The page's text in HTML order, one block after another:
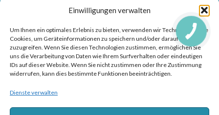
Einwilligungen verwalten
Um Ihnen ein optimales Erlebnis zu bieten, verwenden wir Technologien wie
Cookies, um Geräteinformationen zu speichern und/oder darauf
zuzugreifen. Wenn Sie diesen Technologien zustimmen, ermöglichen Sie
uns die Verarbeitung von Daten wie Ihrem Surfverhalten oder eindeutigen
IDs auf dieser Website. Wenn Sie nicht zustimmen oder Ihre Zustimmung
widerrufen, kann dies bestimmte Funktionen beeinträchtigen.
Dienste verwalten
Tel: 02242 9176417
Tel: 02241315150
info@wave-bikes.de
FUSSZEILENMENÜ